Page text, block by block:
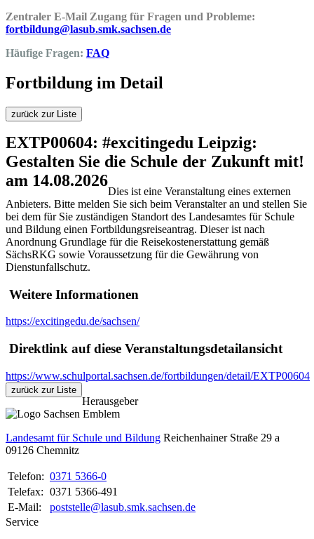
Zentraler E-Mail Zugang für Fragen und Probleme:
fortbildung@lasub.smk.sachsen.de
Häufige Fragen: FAQ
Fortbildung im Detail
zurück zur Liste
EXTP00604: #excitingedu Leipzig:
Gestalten Sie die Schule der Zukunft mit!
am 14.08.2026
Dies ist eine Veranstaltung eines externen
Anbieters. Bitte melden Sie sich beim Veranstalter an und stellen Sie
bei dem für Sie zuständigen Standort des Landesamtes für Schule
und Bildung einen Fortbildungsreiseantrag. Dieser ist nach
Anordnung Grundlage für die Reisekostenerstattung gemäß
SächsRKG sowie Voraussetzung für die Gewährung von
Dienstunfallschutz.
Weitere Informationen
https://excitingedu.de/sachsen/
Direktlink auf diese Veranstaltungsdetailansicht
https://www.schulportal.sachsen.de/fortbildungen/detail/EXTP00604
zurück zur Liste
Herausgeber
Landesamt für Schule und Bildung Reichenhainer Straße 29 a
09126 Chemnitz
Telefon: 0371 5366-0
Telefax: 0371 5366-491
E-Mail:
poststelle@lasub.smk.sachsen.de
Service